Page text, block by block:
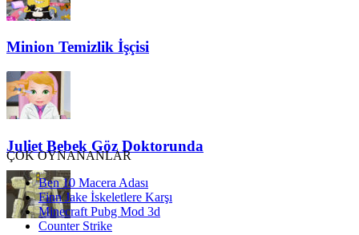
Minion Temizlik İşçisi
Juliet Bebek Göz Doktorunda
ÇOK OYNANANLAR
Ben 10 Macera Adası
Finn Jake İskeletlere Karşı
Minecraft Pubg Mod 3d
Counter Strike